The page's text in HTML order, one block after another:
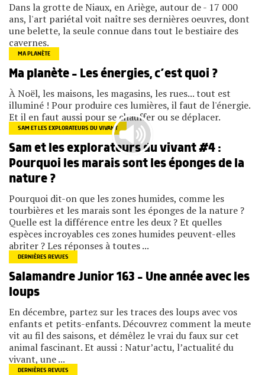
Dans la grotte de Niaux, en Ariège, autour de - 17 000
ans, l'art pariétal voit naître ses dernières oeuvres, dont
une belette, la seule connue dans tout le bestiaire des
cavernes.
MA PLANÈTE
Ma planète – Les énergies, c’est quoi ?
À Noël, les maisons, les magasins, les rues... tout est
illuminé ! Pour produire ces lumières, il faut de l'énergie.
Et il en faut aussi pour se chauffer ou se déplacer.
SAM ET LES EXPLORATEURS DU VIVANT
Sam et les explorateurs du vivant #4 :
Pourquoi les marais sont les éponges de la
nature ?
Pourquoi dit-on que les zones humides, comme les
tourbières et les marais sont les éponges de la nature ?
Quelle est la différence entre les deux ? Et quelles
espèces incroyables ces zones humides peuvent-elles
abriter ? Les réponses à toutes ...
DERNIÈRES REVUES
Salamandre Junior 163 – Une année avec les
loups
En décembre, partez sur les traces des loups avec vos
enfants et petits-enfants. Découvrez comment la meute
vit au fil des saisons, et démêlez le vrai du faux sur cet
animal fascinant. Et aussi : Natur’actu, l’actualité du
vivant, une ...
DERNIÈRES REVUES